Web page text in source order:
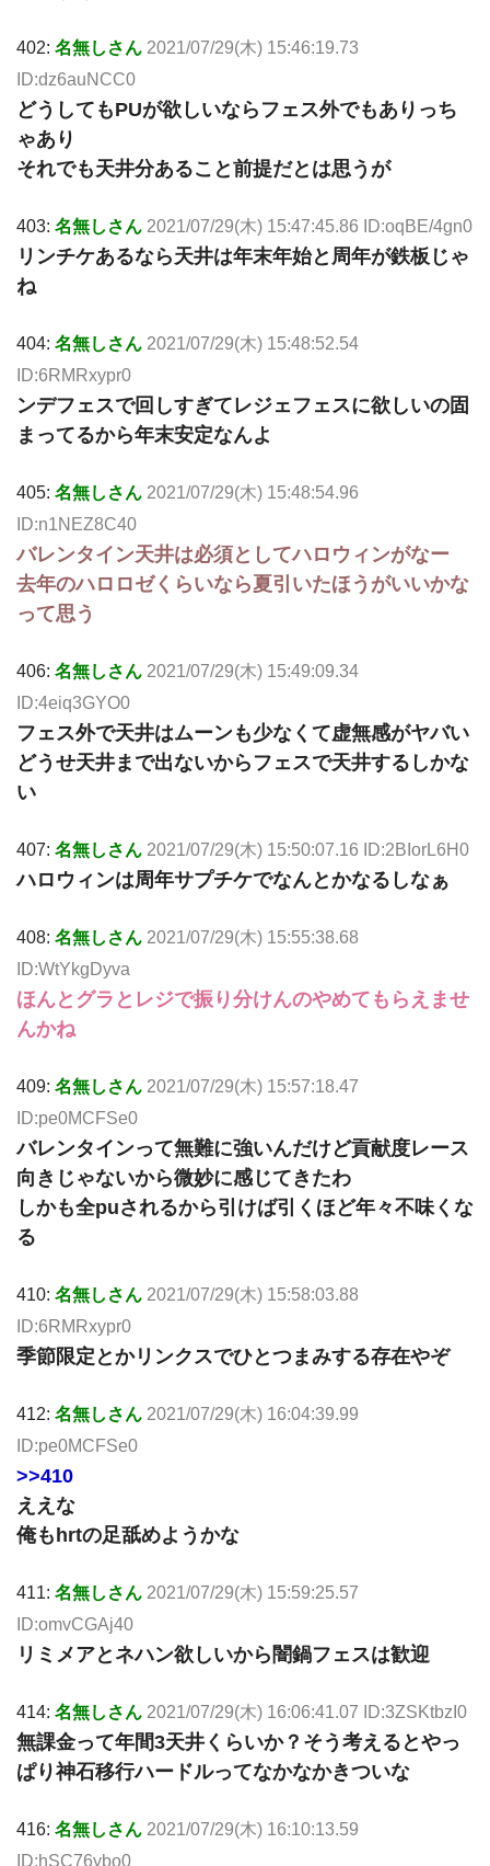
402: 名無しさん 2021/07/29(木) 15:46:19.73
ID:dz6auNCC0
どうしてもPUが欲しいならフェス外でもありっち
ゃあり
それでも天井分あること前提だとは思うが
403: 名無しさん 2021/07/29(木) 15:47:45.86 ID:oqBE/4gn0
リンチケあるなら天井は年末年始と周年が鉄板じゃ
ね
404: 名無しさん 2021/07/29(木) 15:48:52.54
ID:6RMRxypr0
ンデフェスで回しすぎてレジェフェスに欲しいの固
まってるから年末安定なんよ
405: 名無しさん 2021/07/29(木) 15:48:54.96
ID:n1NEZ8C40
バレンタイン天井は必須としてハロウィンがなー
去年のハロロゼくらいなら夏引いたほうがいいかな
って思う
406: 名無しさん 2021/07/29(木) 15:49:09.34
ID:4eiq3GYO0
フェス外で天井はムーンも少なくて虚無感がヤバい
どうせ天井まで出ないからフェスで天井するしかな
い
407: 名無しさん 2021/07/29(木) 15:50:07.16 ID:2BIorL6H0
ハロウィンは周年サプチケでなんとかなるしなぁ
408: 名無しさん 2021/07/29(木) 15:55:38.68
ID:WtYkgDyva
ほんとグラとレジで振り分けんのやめてもらえませ
んかね
409: 名無しさん 2021/07/29(木) 15:57:18.47
ID:pe0MCFSe0
バレンタインって無難に強いんだけど貢献度レース
向きじゃないから微妙に感じてきたわ
しかも全puされるから引けば引くほど年々不味くな
る
410: 名無しさん 2021/07/29(木) 15:58:03.88
ID:6RMRxypr0
季節限定とかリンクスでひとつまみする存在やぞ
412: 名無しさん 2021/07/29(木) 16:04:39.99
ID:pe0MCFSe0
>>410
ええな
俺もhrtの足舐めようかな
411: 名無しさん 2021/07/29(木) 15:59:25.57
ID:omvCGAj40
リミメアとネハン欲しいから闇鍋フェスは歓迎
414: 名無しさん 2021/07/29(木) 16:06:41.07 ID:3ZSKtbzI0
無課金って年間3天井くらいか？そう考えるとやっ
ぱり神石移行ハードルってなかなかきついな
416: 名無しさん 2021/07/29(木) 16:10:13.59
ID:hSC76ybo0